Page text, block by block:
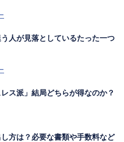
う人が見落としているたった一つ
ス派」結局どちらが得なのか？
方は？必要な書類や手数料など